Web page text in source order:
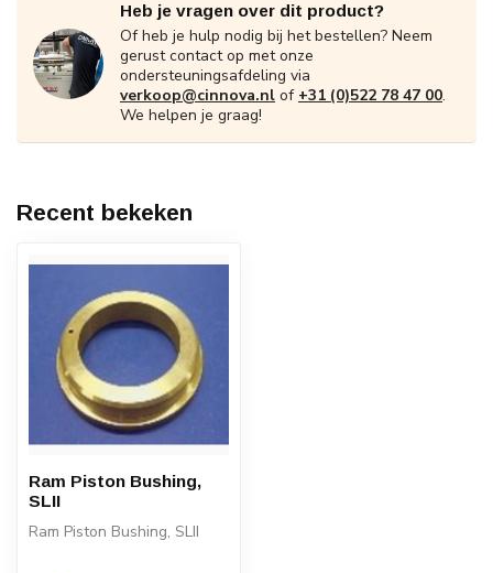
Heb je vragen over dit product?
Of heb je hulp nodig bij het bestellen? Neem
gerust contact op met onze
ondersteuningsafdeling via
verkoop@cinnova.nl of +31 (0)522 78 47 00.
We helpen je graag!
Recent bekeken
Ram Piston Bushing,
SLII
Ram Piston Bushing, SLII